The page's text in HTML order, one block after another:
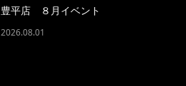
豊平店 ８月イベント
2026.08.01